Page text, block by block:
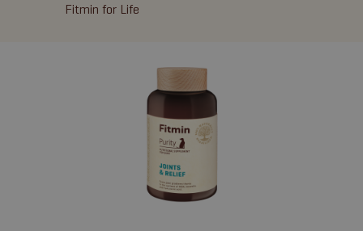
Fitmin for Life